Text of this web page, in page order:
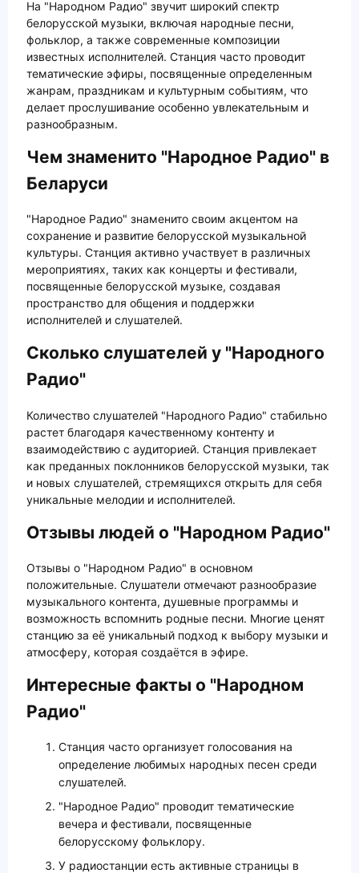
На "Народном Радио" звучит широкий спектр
белорусской музыки, включая народные песни,
фольклор, а также современные композиции
известных исполнителей. Станция часто проводит
тематические эфиры, посвященные определенным
жанрам, праздникам и культурным событиям, что
делает прослушивание особенно увлекательным и
разнообразным.
Чем знаменито "Народное Радио" в
Беларуси
"Народное Радио" знаменито своим акцентом на
сохранение и развитие белорусской музыкальной
культуры. Станция активно участвует в различных
мероприятиях, таких как концерты и фестивали,
посвященные белорусской музыке, создавая
пространство для общения и поддержки
исполнителей и слушателей.
Сколько слушателей у "Народного
Радио"
Количество слушателей "Народного Радио" стабильно
растет благодаря качественному контенту и
взаимодействию с аудиторией. Станция привлекает
как преданных поклонников белорусской музыки, так
и новых слушателей, стремящихся открыть для себя
уникальные мелодии и исполнителей.
Отзывы людей о "Народном Радио"
Отзывы о "Народном Радио" в основном
положительные. Слушатели отмечают разнообразие
музыкального контента, душевные программы и
возможность вспомнить родные песни. Многие ценят
станцию за её уникальный подход к выбору музыки и
атмосферу, которая создаётся в эфире.
Интересные факты о "Народном
Радио"
Станция часто организует голосования на
определение любимых народных песен среди
слушателей.
"Народное Радио" проводит тематические
вечера и фестивали, посвященные
белорусскому фольклору.
У радиостанции есть активные страницы в